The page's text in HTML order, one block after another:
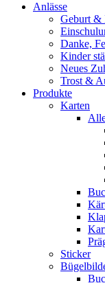
Anlässe
Geburt &
Danke,
Kinder
Neues
Trost &
Produkte
Karten
Sticker